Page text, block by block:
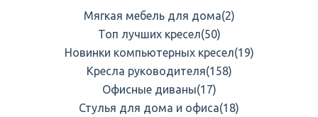
Мягкая мебель для дома(2)
Топ лучших кресел(50)
Новинки компьютерных кресел(19)
Кресла руководителя(158)
Офисные диваны(17)
Стулья для дома и офиса(18)